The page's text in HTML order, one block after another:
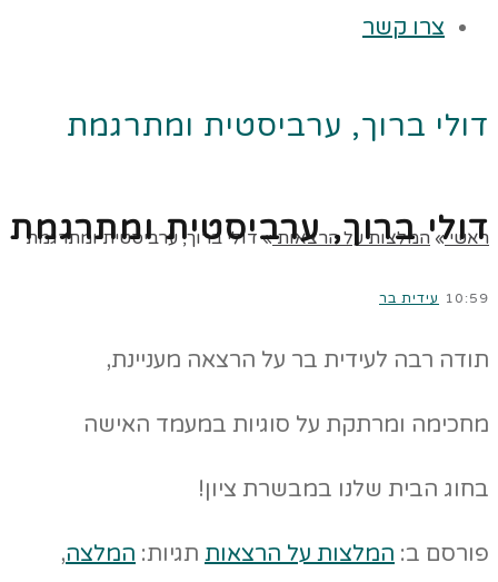
צרו קשר
דולי ברוך, ערביסטית ומתרגמת
ראשי » המלצות על הרצאות » דולי ברוך, ערביסטית ומתרגמת
דולי ברוך, ערביסטית ומתרגמת
10:59 עידית בר
תודה רבה לעידית בר על הרצאה מעניינת,
מחכימה ומרתקת על סוגיות במעמד האישה
בחוג הבית שלנו במבשרת ציון!
פורסם ב: המלצות על הרצאות תגיות: המלצה,